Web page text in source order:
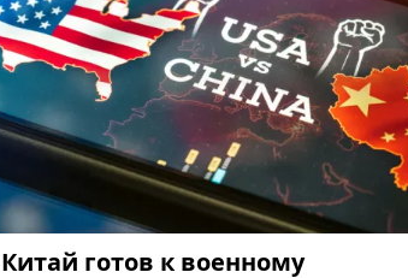
Китай готов к военному